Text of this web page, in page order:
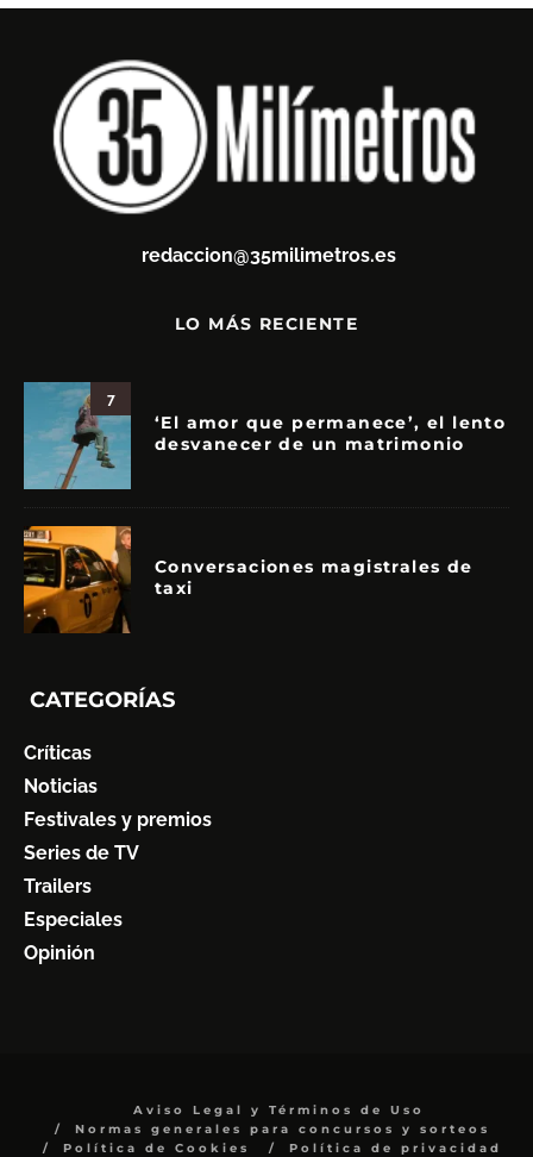
redaccion@35milimetros.es
LO MÁS RECIENTE
7
‘El amor que permanece’, el lento
desvanecer de un matrimonio
Conversaciones magistrales de
taxi
CATEGORÍAS
Críticas
Noticias
Festivales y premios
Series de TV
Trailers
Especiales
Opinión
Aviso Legal y Términos de Uso
Normas generales para concursos y sorteos
Política de Cookies
Política de privacidad